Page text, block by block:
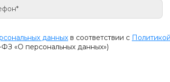
данных в соответствии с
«О персональных данных»)